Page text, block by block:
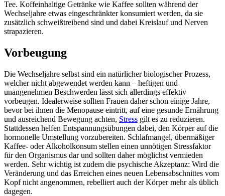
Tee. Koffeinhaltige Getränke wie Kaffee sollten während der
Wechseljahre etwas eingeschränkter konsumiert werden, da sie
zusätzlich schweißtreibend sind und dabei Kreislauf und Nerven
strapazieren.
Vorbeugung
Die Wechseljahre selbst sind ein natürlicher biologischer Prozess,
welcher nicht abgewendet werden kann – heftigen und
unangenehmen Beschwerden lässt sich allerdings effektiv
vorbeugen. Idealerweise sollten Frauen daher schon einige Jahre,
bevor bei ihnen die Menopause eintritt, auf eine gesunde Ernährung
und ausreichend Bewegung achten, Stress gilt es zu reduzieren.
Stattdessen helfen Entspannungsübungen dabei, den Körper auf die
hormonelle Umstellung vorzubereiten. Schlafmangel, übermäßiger
Kaffee- oder Alkoholkonsum stellen einen unnötigen Stressfaktor
für den Organismus dar und sollten daher möglichst vermieden
werden. Sehr wichtig ist zudem die psychische Akzeptanz: Wird die
Veränderung und das Erreichen eines neuen Lebensabschnittes vom
Kopf nicht angenommen, rebelliert auch der Körper mehr als üblich
dagegen.